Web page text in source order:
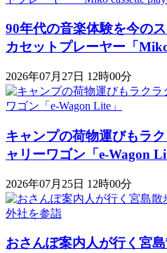
90年代の音楽体験を今の
カセットプレーヤー「Miko
2026年07月27日 12時00分
キャンプの荷物運びもラ
ャリーワゴン「​​e-Wagon
2026年07月25日 12時00分
おさんぽ案内人が行く宮